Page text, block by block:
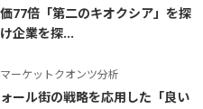
価77倍「第二のキオクシア」を探
企業を探...
ーケットクオンツ分析
ォール街の戦略を応用した「良い